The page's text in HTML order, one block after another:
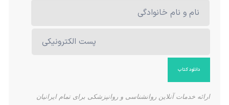
ارائه خدمات آنلاین روانشناسی و روانپزشکی برای تمام ایرانیان